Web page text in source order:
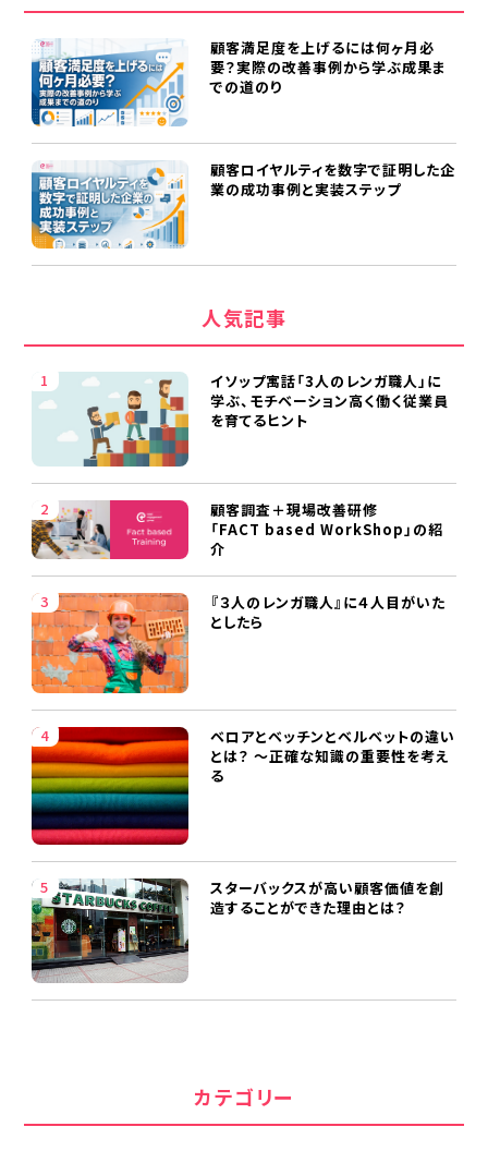
顧客満足度を上げるには何ヶ月必
要？実際の改善事例から学ぶ成果ま
での道のり
顧客ロイヤルティを数字で証明した企
業の成功事例と実装ステップ
人気記事
イソップ寓話「3人のレンガ職人」に
学ぶ、モチベーション高く働く従業員
を育てるヒント
顧客調査＋現場改善研修
「FACT based WorkShop」の紹
介
『３人のレンガ職人』に４人目がいた
としたら
ベロアとベッチンとベルベットの違い
とは？ ～正確な知識の重要性を考え
る
スターバックスが高い顧客価値を創
造することができた理由とは？
カテゴリー